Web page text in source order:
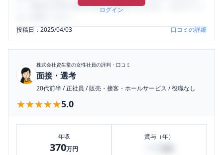
ログイン
り、将来の不安や現在の悩みを解消するために、ぜひサイト
投稿日：2025/04/03 口コミの詳細
株式会社資生堂の女性社員の評判・口コミ
面接・選考
20代前半/正社員 /販売・接客・ホールサービス /役職なし
★★★★★
★★★★★5.0
年収
370万円
賞与（年）